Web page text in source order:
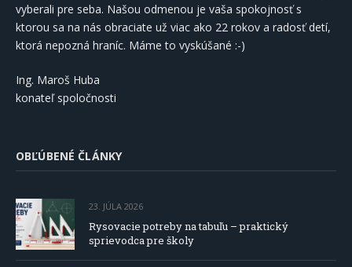
vyberali pre seba. Našou odmenou je vaša spokojnosť s
ktorou sa na nás obraciate už viac ako 22 rokov a radosť detí,
ktorá nepozná hraníc. Máme to vyskúšané :-)
Ing. Maroš Huba
konateľ spoločnosti
OBĽÚBENÉ ČLÁNKY
23. JÚLA 2026
Rysovacie potreby na tabuľu – praktický
sprievodca pre školy